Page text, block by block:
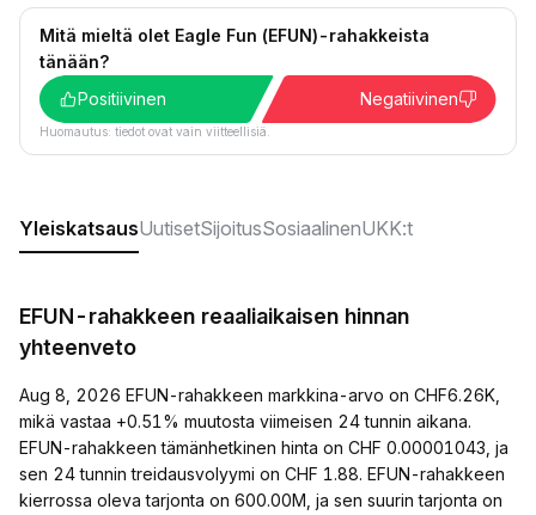
Mitä mieltä olet Eagle Fun (EFUN)-rahakkeista
tänään?
Positiivinen
Negatiivinen
Huomautus: tiedot ovat vain viitteellisiä.
YleiskatsausUutisetSijoitusSosiaalinenUKK:t
EFUN-rahakkeen reaaliaikaisen hinnan
yhteenveto
Aug 8, 2026 EFUN-rahakkeen markkina-arvo on CHF6.26K,
mikä vastaa +0.51% muutosta viimeisen 24 tunnin aikana.
EFUN-rahakkeen tämänhetkinen hinta on CHF 0.00001043, ja
sen 24 tunnin treidausvolyymi on CHF 1.88. EFUN-rahakkeen
kierrossa oleva tarjonta on 600.00M, ja sen suurin tarjonta on